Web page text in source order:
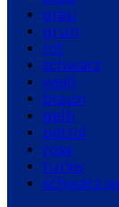
grau
grün
rot
schwarz
weiß
braun
gelb
petrol
rosa
türkis
schwarz